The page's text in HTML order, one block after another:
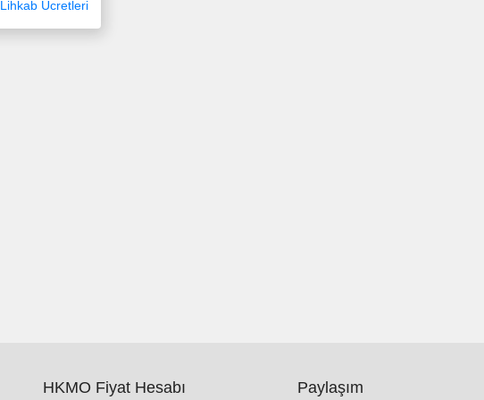
Lihkab Ücretleri
HKMO Fiyat Hesabı Paylaşım